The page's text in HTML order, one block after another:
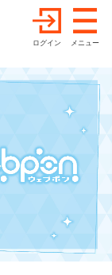
ログイン メニュー